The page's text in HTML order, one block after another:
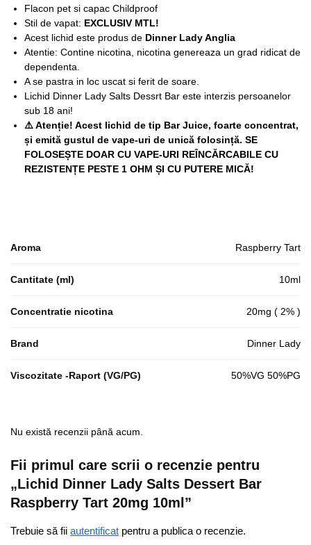
Flacon pet si capac Childproof
Stil de vapat: EXCLUSIV MTL!
Acest lichid este produs de Dinner Lady Anglia
Atentie: Contine nicotina, nicotina genereaza un grad ridicat de
dependenta.
A se pastra in loc uscat si ferit de soare.
Lichid Dinner Lady Salts Dessrt Bar este interzis persoanelor
sub 18 ani!
⚠️ Atenție! Acest lichid de tip Bar Juice, foarte concentrat,
și emită gustul de vape-uri de unică folosință. SE
FOLOSEȘTE DOAR CU VAPE-URI REÎNCĂRCABILE CU
REZISTENȚE PESTE 1 OHM ȘI CU PUTERE MICĂ!
Aroma Raspberry Tart
Cantitate (ml) 10ml
Concentratie nicotina 20mg ( 2% )
Brand Dinner Lady
Viscozitate -Raport (VG/PG) 50%VG 50%PG
Nu există recenzii până acum.
Fii primul care scrii o recenzie pentru
„Lichid Dinner Lady Salts Dessert Bar
Raspberry Tart 20mg 10ml”
Trebuie să fii autentificat pentru a publica o recenzie.